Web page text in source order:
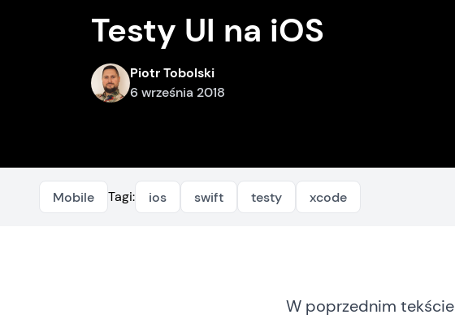
Testy UI na iOS
Piotr Tobolski
6 września 2018
Mobile Tagi: ios swift testy xcode
W poprzednim tekście